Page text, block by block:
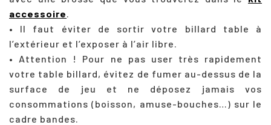
accessoire
• Il faut éviter de sortir votre billard table à
l’extérieur et l’exposer à l’air libre.
• Attention ! Pour ne pas user très rapidement
votre table billard, évitez de fumer au-dessus de la
surface de jeu et ne déposez jamais vos
consommations (boisson, amuse-bouches…) sur le
cadre bandes.